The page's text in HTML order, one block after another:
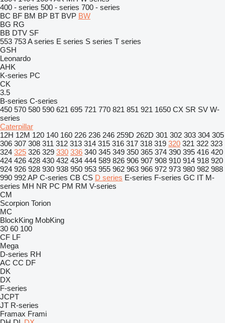
400 - series 500 - series 700 - series
BC BF BM BP BT BVP BW
BG RG
BB DTV SF
553 753A series E series S series T series
GSH
Leonardo
AHK
K-series PC
CK
3.5
B-series C-series
450 570 580 590 621 695 721 770 821 851 921 1650 CX SR SV W-
series
Caterpillar
12H 12M 120 140 160 226 236 246 259D 262D 301 302 303 304 305
306 307 308 311 312 313 314 315 316 317 318 319 320 321 322 323
324 325 326 329 330 336 340 345 349 350 365 374 390 395 416 420
424 426 428 430 432 434 444 589 826 906 907 908 910 914 918 920
924 926 928 930 938 950 953 955 962 963 966 972 973 980 982 988
990 992AP C-series CB CS D series E-series F-series GC IT M-
series MH NR PC PM RM V-series
CM
Scorpion Torion
MC
BlockKing MobKing
30 60 100
CF LF
Mega
D-series RH
AC CC DF
DK
DX
F-series
JCPT
JT R-series
Framax Frami